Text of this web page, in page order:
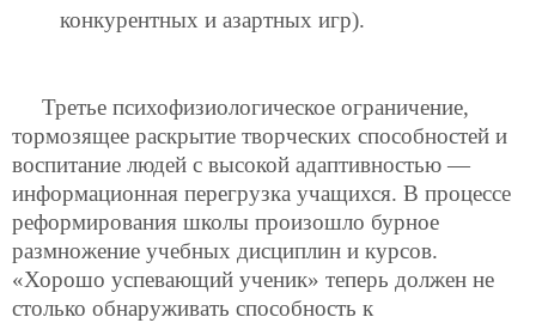
конкурентных и азартных игр).
Третье психофизиологическое ограничение,
тормозящее раскрытие творческих способностей и
воспитание людей с высокой адаптивностью —
информационная перегрузка учащихся. В процессе
реформирования школы произошло бурное
размножение учебных дисциплин и курсов.
«Хорошо успевающий ученик» теперь должен не
столько обнаруживать способность к